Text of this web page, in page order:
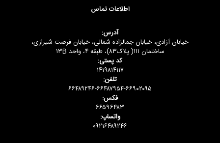
اطلاعات تماس
آدرس:
خیابان آزادی، خیابان جمالزاده شمالی، خیابان فرصت شیرازی،
ساختمان ۱۱۱( پلاک۸۳)، طبقه ۴، واحد ۱۳B
کد پستی:
۱۴۱۹۸۱۴۱۱۷
تلفن:
۶۶۴۸۹۲۴۶-۶۶۴۸۷۹۵۴-۶۶۹۰۲۰۹۵
فکس:
۶۶۵۹۶۴۸۳
واتساپ:
۰۹۲۱۶۴۸۹۲۴۶